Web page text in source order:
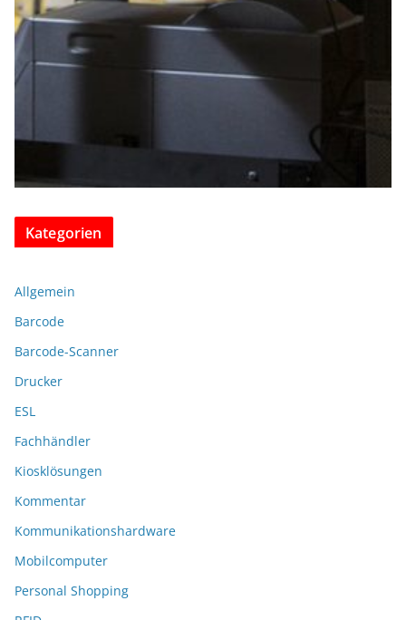
Kategorien
Allgemein
Barcode
Barcode-Scanner
Drucker
ESL
Fachhändler
Kiosklösungen
Kommentar
Kommunikationshardware
Mobilcomputer
Personal Shopping